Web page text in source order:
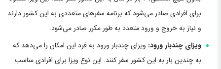
برای افرادی صادر می‌شود که برنامه سفرهای متعددی به این کشور دارند
و نیاز به خروج و ورود متعدد به طور مکرر صادر می‌شود.
ویزای چندبار ورود: ویزای چندبار ورود به فرد این امکان را می‌دهد که
به چندین بار به این کشور سفر کنند. این نوع ویزا برای افرادی مناسب